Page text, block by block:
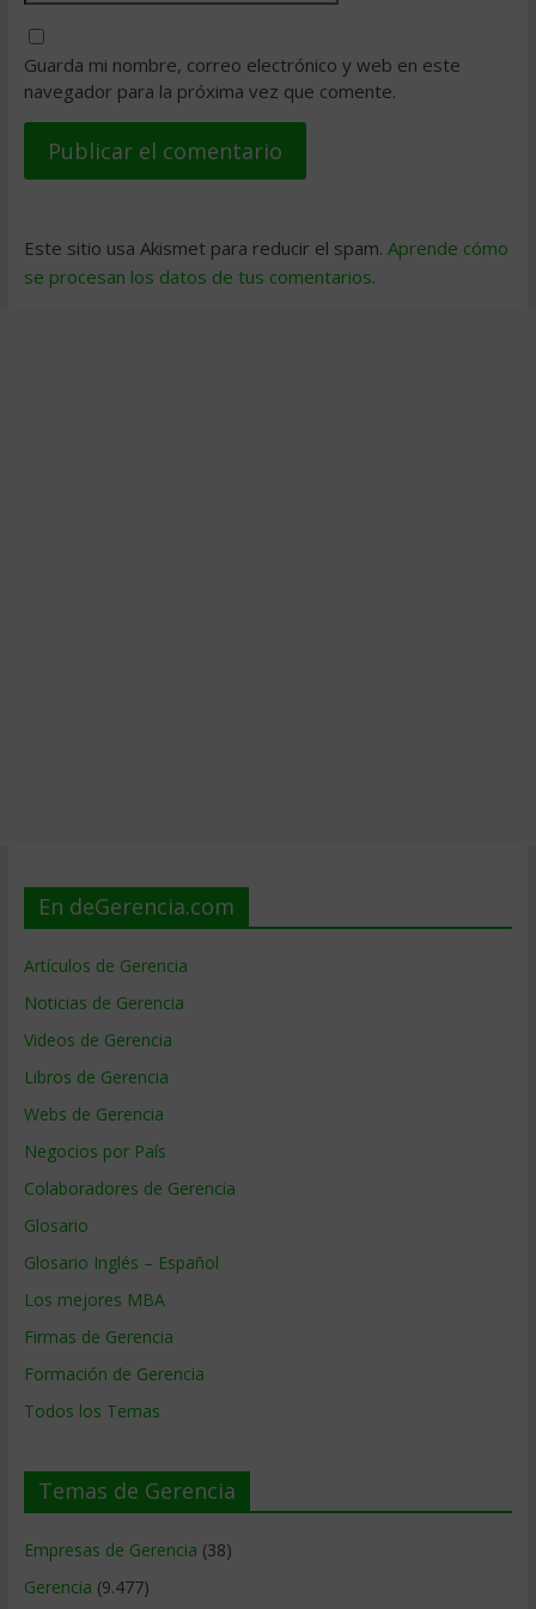
Guarda mi nombre, correo electrónico y web en este
navegador para la próxima vez que comente.
Este sitio usa Akismet para reducir el spam. Aprende cómo
se procesan los datos de tus comentarios.
En deGerencia.com
Artículos de Gerencia
Noticias de Gerencia
Videos de Gerencia
Libros de Gerencia
Webs de Gerencia
Negocios por País
Colaboradores de Gerencia
Glosario
Glosario Inglés – Español
Los mejores MBA
Firmas de Gerencia
Formación de Gerencia
Todos los Temas
Temas de Gerencia
Empresas de Gerencia (38)
Gerencia (9.477)